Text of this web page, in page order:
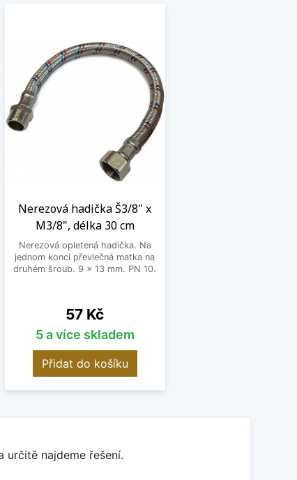
Nerezová hadička Š3/8" x
M3/8", délka 30 cm
Nerezová opletená hadička. Na
jednom konci převlečná matka na
druhém šroub. 9 x 13 mm. PN 10.
Cena
57 Kč
5 a více skladem
Přidat do košíku
určitě najdeme řešení.